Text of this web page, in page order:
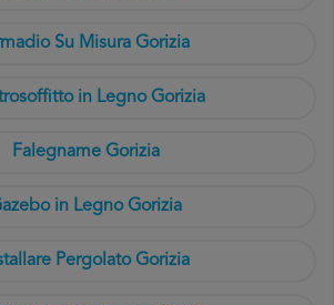
Su Misura Gorizia
in Legno Gorizia
Falegname Gorizia
in Legno Gorizia
Pergolato Gorizia